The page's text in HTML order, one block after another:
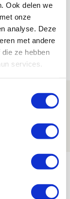
Ook delen we
onze
analyse. Deze
met andere
ze hebben
services.
en
van